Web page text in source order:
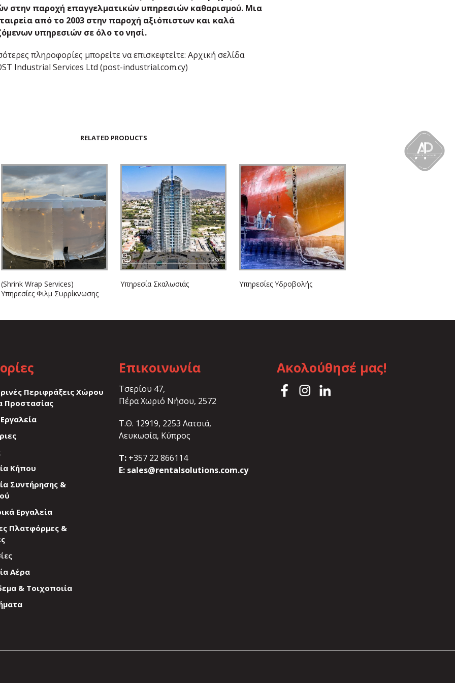
στην παροχή επαγγελματικών υπηρεσιών καθαρισμού. Μια
από το 2003 στην παροχή αξιόπιστων και καλά
υπηρεσιών σε όλο το νησί.
πληροφορίες μπορείτε να επισκεφτείτε: Αρχική σελίδα
Industrial Services Ltd (post-industrial.com.cy)
RELATED PRODUCTS
(Shrink Wrap Services)
Υπηρεσίες Φιλμ Συρρίκνωσης
Υπηρεσία Σκαλωσιάς Υπηρεσίες Υδροβολής
Περιφράξεις Χώρου
Προστασίας
Κήπου
Συντήρησης &
Εργαλεία
Πλατφόρμες &
Αέρα
& Τοιχοποιία
Επικοινωνία
Τσερίου 47,
Πέρα Χωριό Νήσου, 2572
Τ.Θ. 12919, 2253 Λατσιά,
Λευκωσία, Κύπρος
T: +357 22 866114
E: sales@rentalsolutions.com.cy
Ακολούθησέ μας!